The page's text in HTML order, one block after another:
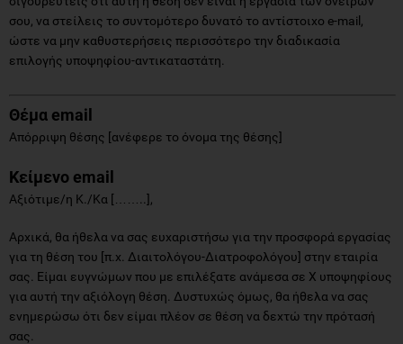
σου, να στείλεις το συντομότερο δυνατό το αντίστοιχο e-mail,
ώστε να μην καθυστερήσεις περισσότερο την διαδικασία
επιλογής υποψηφίου-αντικαταστάτη.
Θέμα email
Απόρριψη θέσης [ανέφερε το όνομα της θέσης]
Κείμενο email
Αξιότιμε/η Κ./Κα [……..],
Αρχικά, θα ήθελα να σας ευχαριστήσω για την προσφορά εργασίας
για τη θέση του [π.χ. Διαιτολόγου-Διατροφολόγου] στην εταιρία
σας. Είμαι ευγνώμων που με επιλέξατε ανάμεσα σε Χ υποψηφίους
για αυτή την αξιόλογη θέση. Δυστυχώς όμως, θα ήθελα να σας
ενημερώσω ότι δεν είμαι πλέον σε θέση να δεχτώ την πρότασή
σας.